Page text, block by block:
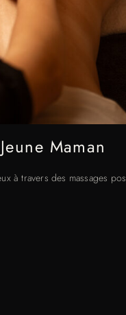
Maman
à travers des massages